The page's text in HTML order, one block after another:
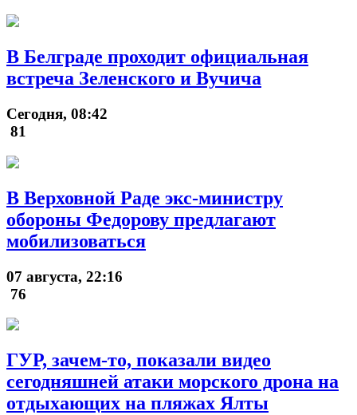
В Белграде проходит официальная
встреча Зеленского и Вучича
Сегодня, 08:42
81
В Верховной Раде экс-министру
обороны Федорову предлагают
мобилизоваться
07 августа, 22:16
76
ГУР, зачем-то, показали видео
сегодняшней атаки морского дрона на
отдыхающих на пляжах Ялты